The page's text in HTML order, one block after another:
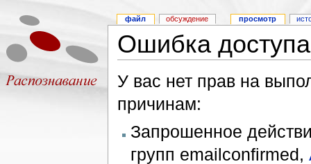
Ошибка доступа
У вас нет прав на
причинам:
Запрошенное
групп emailconfirmed,
файл обсуждение просмотр